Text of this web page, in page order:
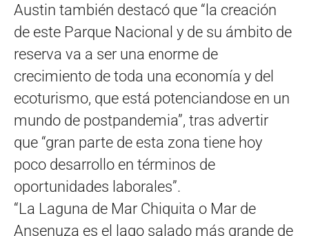
Austin también destacó que “la creación
de este Parque Nacional y de su ámbito de
reserva va a ser una enorme de
crecimiento de toda una economía y del
ecoturismo, que está potenciandose en un
mundo de postpandemia”, tras advertir
que “gran parte de esta zona tiene hoy
poco desarrollo en términos de
oportunidades laborales”.
“La Laguna de Mar Chiquita o Mar de
Ansenuza es el lago salado más grande de